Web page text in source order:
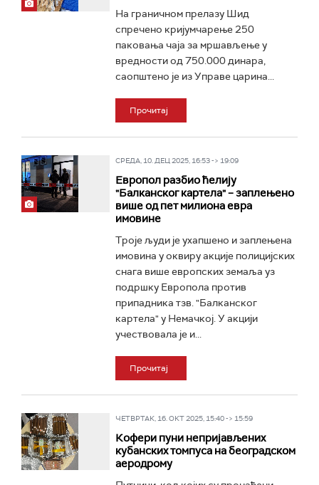
На граничном прелазу Шид
спречено кријумчарење 250
паковања чаја за мршављење у
вредности од 750.000 динара,
саопштено је из Управе царина...
Прочитај
СРЕДА, 10. ДЕЦ 2025, 16:53 -> 19:09
Европол разбио ћелију
"Балканског картела" – заплењено
више од пет милиона евра
имовине
Троје људи је ухапшено и заплењена
имовина у оквиру акције полицијских
снага више европских земаља уз
подршку Европола против
припадника тзв. "Балканског
картела" у Немачкој. У акцији
учествовала је и...
Прочитај
ЧЕТВРТАК, 16. ОКТ 2025, 15:40 -> 15:59
Кофери пуни непријављених
кубанских томпуса на београдском
аеродрому